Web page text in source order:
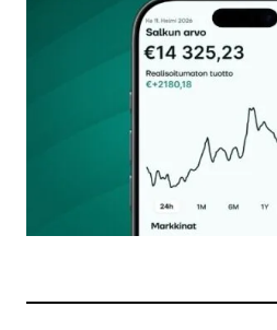
Kommentti*
Nimesi tai nimimerkkisi
Sähköpostiosoitteesi
Tilaa SalkunRakentajan